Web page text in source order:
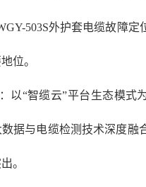
503S外护套电缆故障定
位。
以“智缆云”平台生态模式
据与电缆检测技术深度融
。